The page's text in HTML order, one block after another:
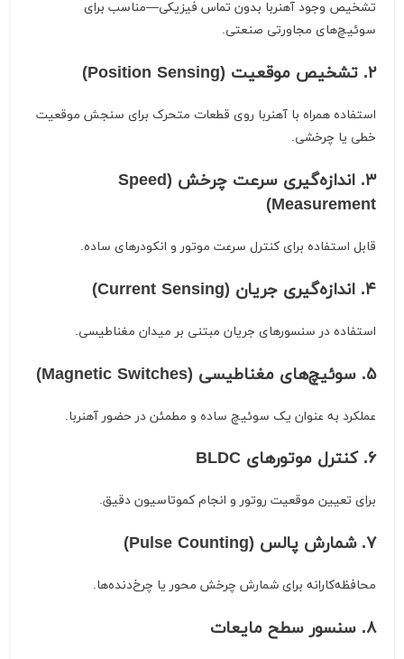
تشخیص وجود آهنربا بدون تماس فیزیکی—مناسب برای
سوئیچ‌های مجاورتی صنعتی.
۲. تشخیص موقعیت (Position Sensing)
استفاده همراه با آهنربا روی قطعات متحرک برای سنجش موقعیت
خطی یا چرخشی.
۳. اندازه‌گیری سرعت چرخش (Speed
Measurement)
قابل استفاده برای کنترل سرعت موتور و انکودرهای ساده.
۴. اندازه‌گیری جریان (Current Sensing)
استفاده در سنسورهای جریان مبتنی بر میدان مغناطیسی.
۵. سوئیچ‌های مغناطیسی (Magnetic Switches)
عملکرد به عنوان یک سوئیچ ساده و مطمئن در حضور آهنربا.
۶. کنترل موتورهای BLDC
برای تعیین موقعیت روتور و انجام کموتاسیون دقیق.
۷. شمارش پالس (Pulse Counting)
محافظه‌کارانه برای شمارش چرخش محور یا چرخ‌دنده‌ها.
۸. سنسور سطح مایعات